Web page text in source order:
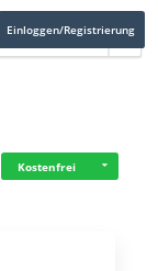
Einloggen/Registrierung
Kostenfrei